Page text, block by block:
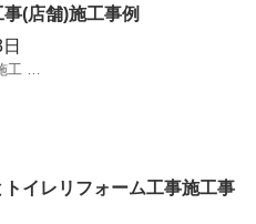
(店舗)施工事例
工 …
イレリフォーム工事施工事